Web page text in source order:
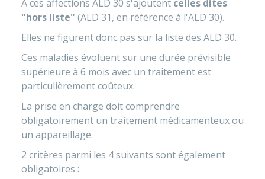
À ces affections ALD 30 s'ajoutent celles dites
"hors liste" (ALD 31, en référence à l'ALD 30).
Elles ne figurent donc pas sur la liste des ALD 30.
Ces maladies évoluent sur une durée prévisible
supérieure à 6 mois avec un traitement est
particulièrement coûteux.
La prise en charge doit comprendre
obligatoirement un traitement médicamenteux ou
un appareillage.
2 critères parmi les 4 suivants sont également
obligatoires :